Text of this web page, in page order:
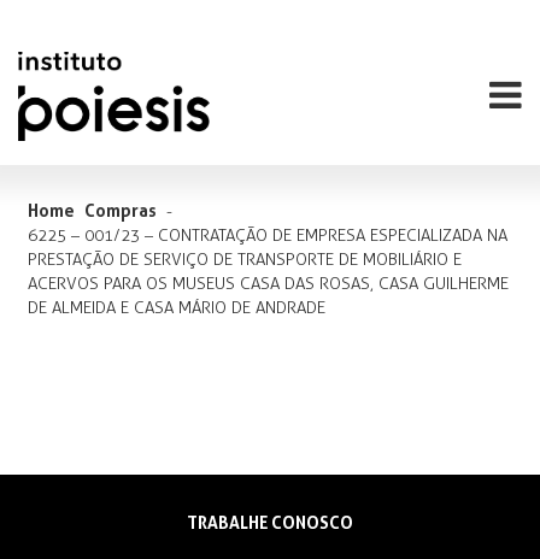
Home Compras -
6225 – 001/23 – CONTRATAÇÃO DE EMPRESA ESPECIALIZADA NA
PRESTAÇÃO DE SERVIÇO DE TRANSPORTE DE MOBILIÁRIO E
ACERVOS PARA OS MUSEUS CASA DAS ROSAS, CASA GUILHERME
DE ALMEIDA E CASA MÁRIO DE ANDRADE
TRABALHE CONOSCO